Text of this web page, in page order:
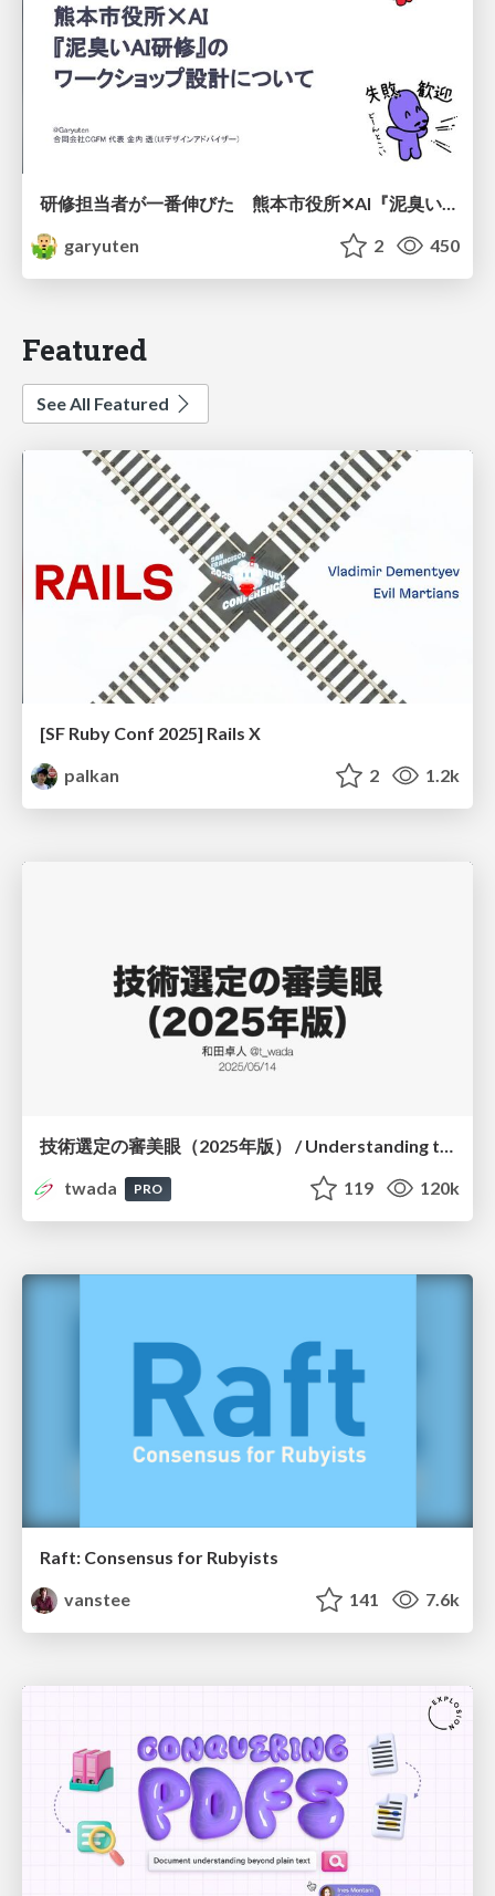
研修担当者が一番伸びた 熊本市役所✕AI『泥臭いAI研修』のワークショップ設計について
garyuten
2 450
Featured
See All Featured
[SF Ruby Conf 2025] Rails X
palkan
2 1.2k
技術選定の審美眼（2025年版） / Understanding the Spiral of Technologies 2025 edition
twada
PRO 119 120k
Raft: Consensus for Rubyists
vanstee
141 7.6k